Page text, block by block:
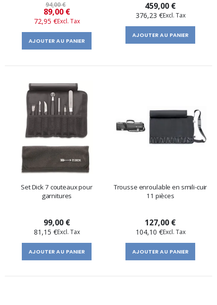
94,00 €
Prix
​​
spécial
89,00 €
72,95 €
AJOUTER AU PANIER
459,00 €
376,23 €
AJOUTER AU PANIER
Set Dick 7 couteaux pour
garnitures
99,00 €
81,15 €
AJOUTER AU PANIER
Trousse enroulable en smili-cuir
11 pièces
127,00 €
104,10 €
AJOUTER AU PANIER